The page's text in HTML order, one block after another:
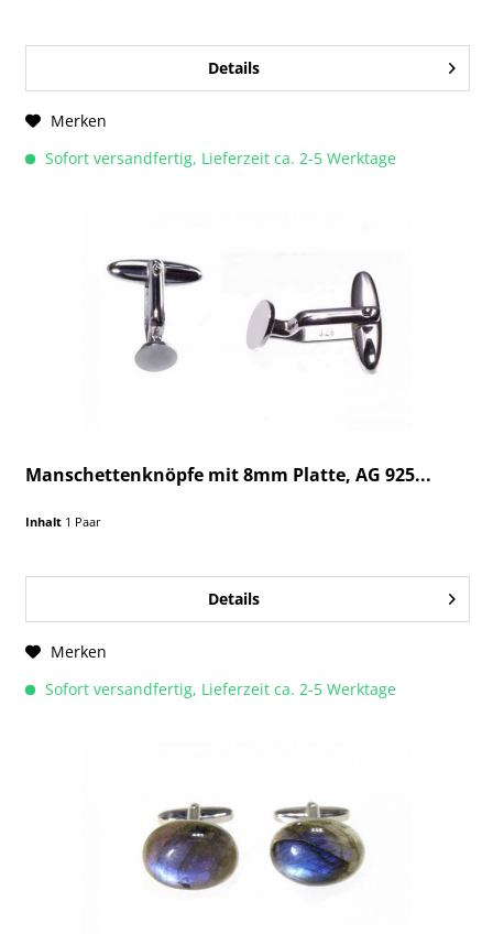
Details
Merken
Sofort versandfertig, Lieferzeit ca. 2-5 Werktage
Manschettenknöpfe mit 8mm Platte, AG 925...
Inhalt 1 Paar
Details
Merken
Sofort versandfertig, Lieferzeit ca. 2-5 Werktage